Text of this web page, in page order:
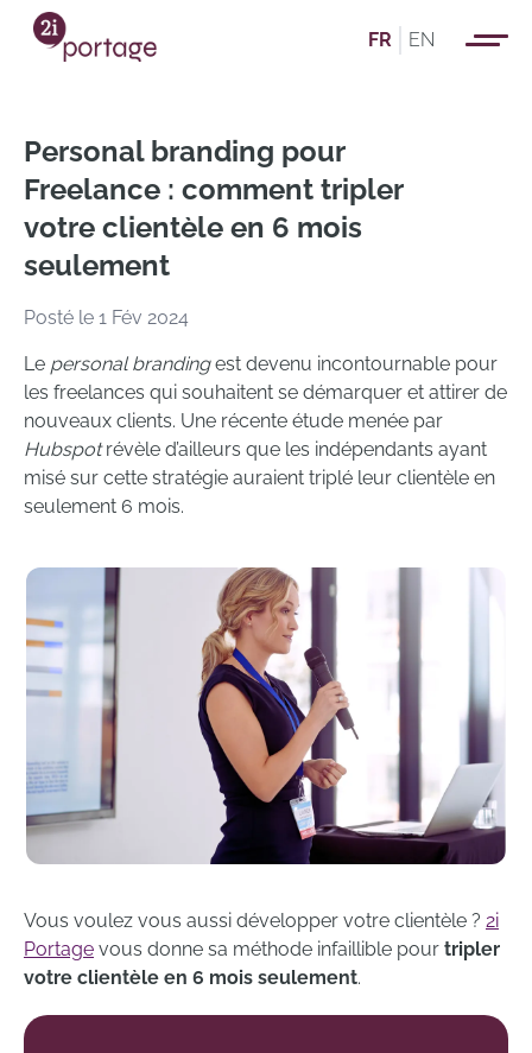
FR EN
Personal branding pour
Freelance : comment tripler
votre clientèle en 6 mois
seulement
Posté le 1 Fév 2024
Le personal brandingest devenu incontournable pour
les freelances qui souhaitent se démarquer et attirer de
nouveaux clients. Une récente étude menée par
Hubspotrévèle d’ailleurs que les indépendants ayant
misé sur cette stratégie auraient triplé leur clientèle en
seulement 6 mois.
Vous voulez vous aussi développer votre clientèle ? 2i
Portage vous donne sa méthode infaillible pour tripler
votre clientèle en 6 mois seulement.